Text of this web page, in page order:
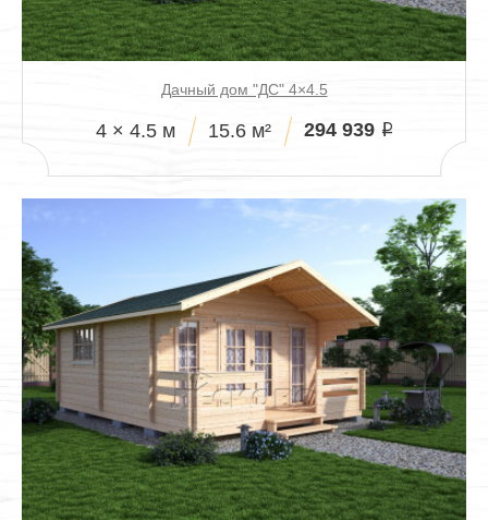
Дачный дом "ДС" 4×4.5
4 × 4.5 м 15.6 м² 294 939 i